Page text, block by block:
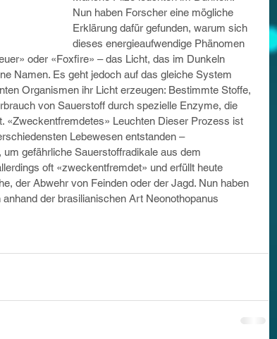
Nun haben Forscher eine mögliche
Erklärung dafür gefunden, warum sich
dieses energieaufwendige Phänomen
oder «Foxfire» – das Licht, das im Dunkeln
Namen. Es geht jedoch auf das gleiche System
Organismen ihr Licht erzeugen: Bestimmte Stoffe,
von Sauerstoff durch spezielle Enzyme, die
«Zweckentfremdetes» Leuchten Dieser Prozess ist
Lebewesen entstanden –
gefährliche Sauerstoffradikale aus dem
oft «zweckentfremdet» und erfüllt heute
der Abwehr von Feinden oder der Jagd. Nun haben
der brasilianischen Art Neonothopanus